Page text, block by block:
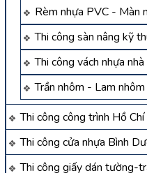
Rèm nhựa PVC - Màn
Thi công sàn nâng kỹ
Thi công vách nhựa
Trần nhôm - Lam
Thi công công trình Hồ Chí
Thi công cửa nhựa Bình
Thi công giấy dán tường-